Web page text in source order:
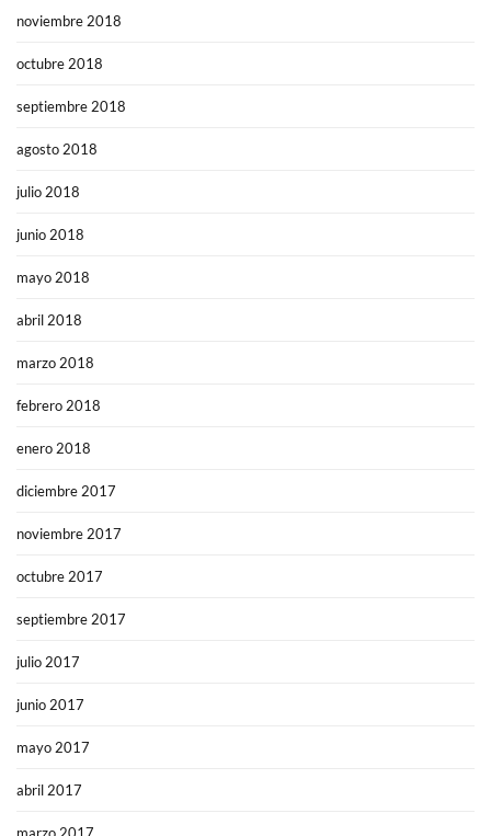
noviembre 2018
octubre 2018
septiembre 2018
agosto 2018
julio 2018
junio 2018
mayo 2018
abril 2018
marzo 2018
febrero 2018
enero 2018
diciembre 2017
noviembre 2017
octubre 2017
septiembre 2017
julio 2017
junio 2017
mayo 2017
abril 2017